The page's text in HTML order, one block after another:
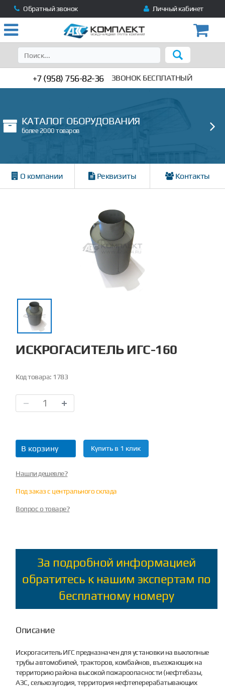
Обратный звонок Личный кабинет
+7 (958) 756-82-36 ЗВОНОК БЕСПЛАТНЫЙ
КАТАЛОГ ОБОРУДОВАНИЯ
более 2000 товаров
О компании Реквизиты Контакты
ИСКРОГАСИТЕЛЬ ИГС-160
Код товара: 1783
В корзину Купить в 1 клик
Нашли дешевле?
Под заказ с центрального склада
Вопрос о товаре?
За подробной информацией
обратитесь к нашим экспертам по
бесплатному номеру
Описание
Искрогаситель ИГС предназначен для установки на выхлопные
трубы автомобилей, тракторов, комбайнов, въезжающих на
территорию района высокой пожароопасности (нефтебазы,
АЗС, сельхозугодия, территория нефтеперерабатывающих